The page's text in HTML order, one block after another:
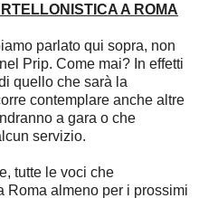
A ROMA
parlato qui sopra, non
Prip. Come mai? In effetti
quello che sarà la
contemplare anche altre
a gara o che
servizio.
tutte le voci che
Roma almeno per i prossimi